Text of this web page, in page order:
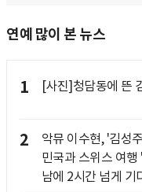
연예 많이 본 뉴스
1 [사진]청담동에 뜬
2
악뮤 이수현, '김성
민국과 스위스 여행
남에 2시간 넘게 기